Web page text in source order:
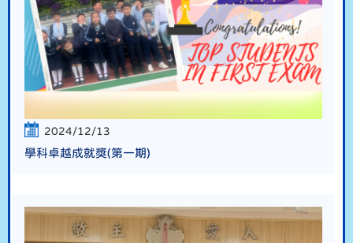
2024/12/13
學科卓越成就獎(第一期)